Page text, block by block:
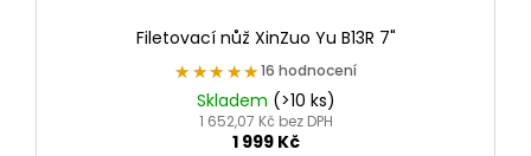
Filetovací nůž XinZuo Yu B13R 7"
★★★★★
★★★★★16 hodnocení
Skladem (>10 ks)
1 652,07 Kč bez DPH
1 999 Kč